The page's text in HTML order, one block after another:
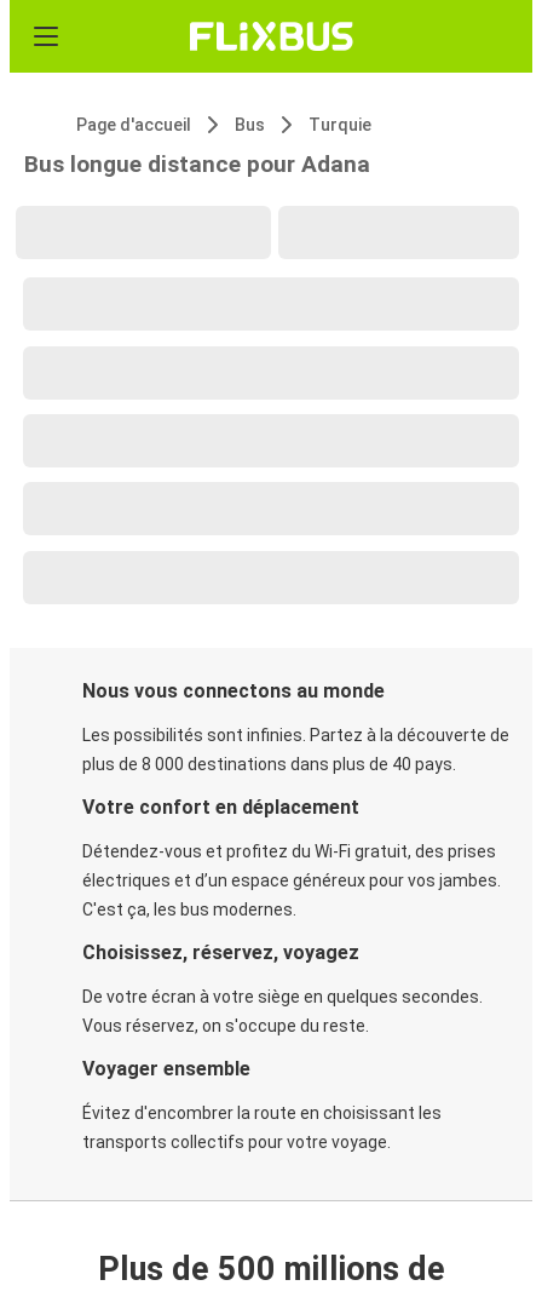
Page d'accueil Bus Turquie
Bus longue distance pour Adana
Nous vous connectons au monde
Les possibilités sont infinies. Partez à la découverte de
plus de 8 000 destinations dans plus de 40 pays.
Votre confort en déplacement
Détendez-vous et profitez du Wi-Fi gratuit, des prises
électriques et d’un espace généreux pour vos jambes.
C'est ça, les bus modernes.
Choisissez, réservez, voyagez
De votre écran à votre siège en quelques secondes.
Vous réservez, on s'occupe du reste.
Voyager ensemble
Évitez d'encombrer la route en choisissant les
transports collectifs pour votre voyage.
Plus de 500 millions de